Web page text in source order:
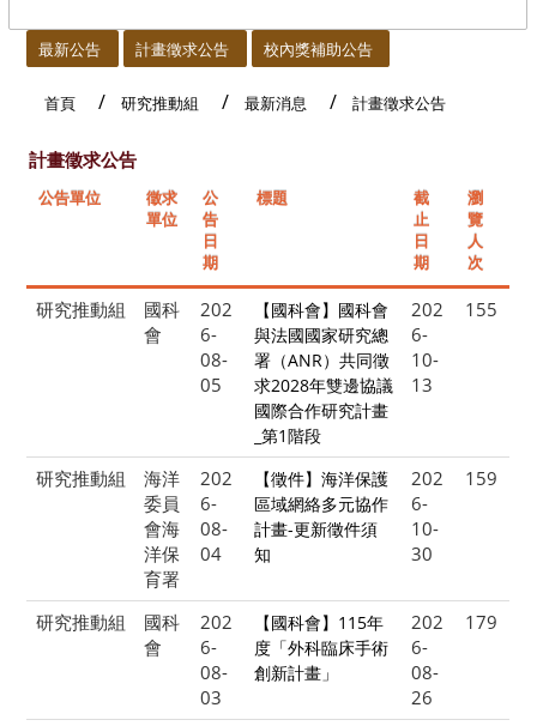
最新公告 計畫徵求公告 校內獎補助公告
首頁 研究推動組 最新消息 計畫徵求公告
計畫徵求公告
公告單位
徵求
單位
公
告
日
期
標題
截
止
日
期
瀏
覽
人
次
研究推動組
國科
會
202
6-
08-
05
【國科會】國科會
與法國國家研究總
署（ANR）共同徵
求2028年雙邊協議
國際合作研究計畫
_第1階段
202
6-
10-
13
155
研究推動組
海洋
委員
會海
洋保
育署
202
6-
08-
04
【徵件】海洋保護
區域網絡多元協作
計畫-更新徵件須
知
202
6-
10-
30
159
研究推動組
國科
會
202
6-
08-
03
【國科會】115年
度「外科臨床手術
創新計畫」
202
6-
08-
26
179